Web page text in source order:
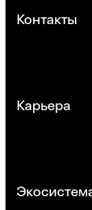
Контакты
Карьера